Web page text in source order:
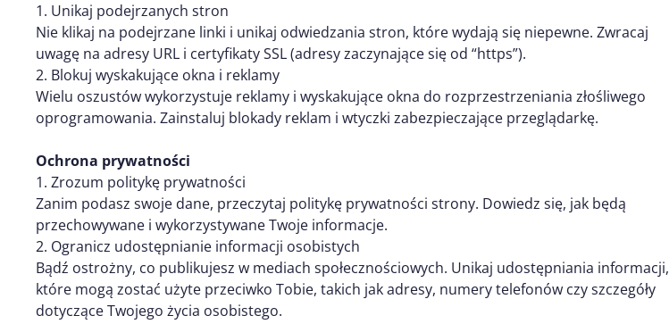
1. Unikaj podejrzanych stron
Nie klikaj na podejrzane linki i unikaj odwiedzania stron, które wydają się niepewne. Zwracaj
uwagę na adresy URL i certyfikaty SSL (adresy zaczynające się od “https”).
2. Blokuj wyskakujące okna i reklamy
Wielu oszustów wykorzystuje reklamy i wyskakujące okna do rozprzestrzeniania złośliwego
oprogramowania. Zainstaluj blokady reklam i wtyczki zabezpieczające przeglądarkę.
Ochrona prywatności
1. Zrozum politykę prywatności
Zanim podasz swoje dane, przeczytaj politykę prywatności strony. Dowiedz się, jak będą
przechowywane i wykorzystywane Twoje informacje.
2. Ogranicz udostępnianie informacji osobistych
Bądź ostrożny, co publikujesz w mediach społecznościowych. Unikaj udostępniania informacji,
które mogą zostać użyte przeciwko Tobie, takich jak adresy, numery telefonów czy szczegóły
dotyczące Twojego życia osobistego.